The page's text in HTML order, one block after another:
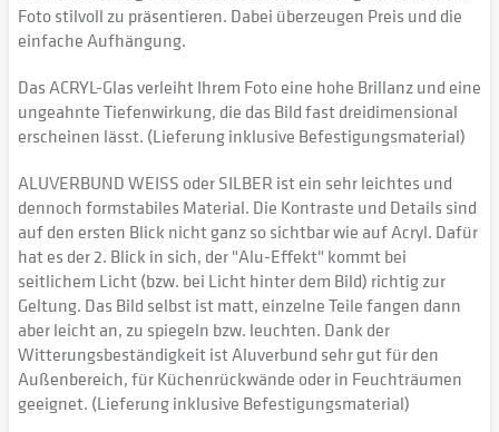
Foto stilvoll zu präsentieren. Dabei überzeugen Preis und die
einfache Aufhängung.
Das ACRYL-Glas verleiht Ihrem Foto eine hohe Brillanz und eine
ungeahnte Tiefenwirkung, die das Bild fast dreidimensional
erscheinen lässt. (Lieferung inklusive Befestigungsmaterial)
ALUVERBUND WEISS oder SILBER ist ein sehr leichtes und
dennoch formstabiles Material. Die Kontraste und Details sind
auf den ersten Blick nicht ganz so sichtbar wie auf Acryl. Dafür
hat es der 2. Blick in sich, der "Alu-Effekt" kommt bei
seitlichem Licht (bzw. bei Licht hinter dem Bild) richtig zur
Geltung. Das Bild selbst ist matt, einzelne Teile fangen dann
aber leicht an, zu spiegeln bzw. leuchten. Dank der
Witterungsbeständigkeit ist Aluverbund sehr gut für den
Außenbereich, für Küchenrückwände oder in Feuchträumen
geeignet. (Lieferung inklusive Befestigungsmaterial)